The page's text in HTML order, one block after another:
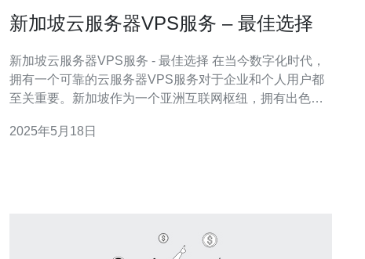
新加坡云服务器VPS服务 – 最佳选择
新加坡云服务器VPS服务 - 最佳选择 在当今数字化时代，
拥有一个可靠的云服务器VPS服务对于企业和个人用户都
至关重要。新加坡作为一个亚洲互联网枢纽，拥有出色的
务器VPS服务是一个明智的选择。 新加坡的云服务器VPS
2025年5月18日